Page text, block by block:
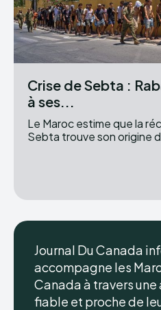
Crise de Sebta :
à ses...
Le Maroc estime que la
Sebta trouve son origine
Journal Du Canada
accompagne les
Canada à travers
fiable et proche de